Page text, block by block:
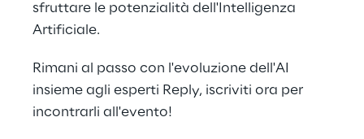
sfruttare le potenzialità dell'Intelligenza
Artificiale.
Rimani al passo con l'evoluzione dell'AI
insieme agli esperti Reply, iscriviti ora per
incontrarli all'evento!